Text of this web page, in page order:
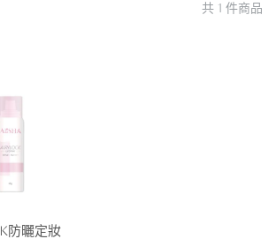
共 1 件商品
防曬定妝